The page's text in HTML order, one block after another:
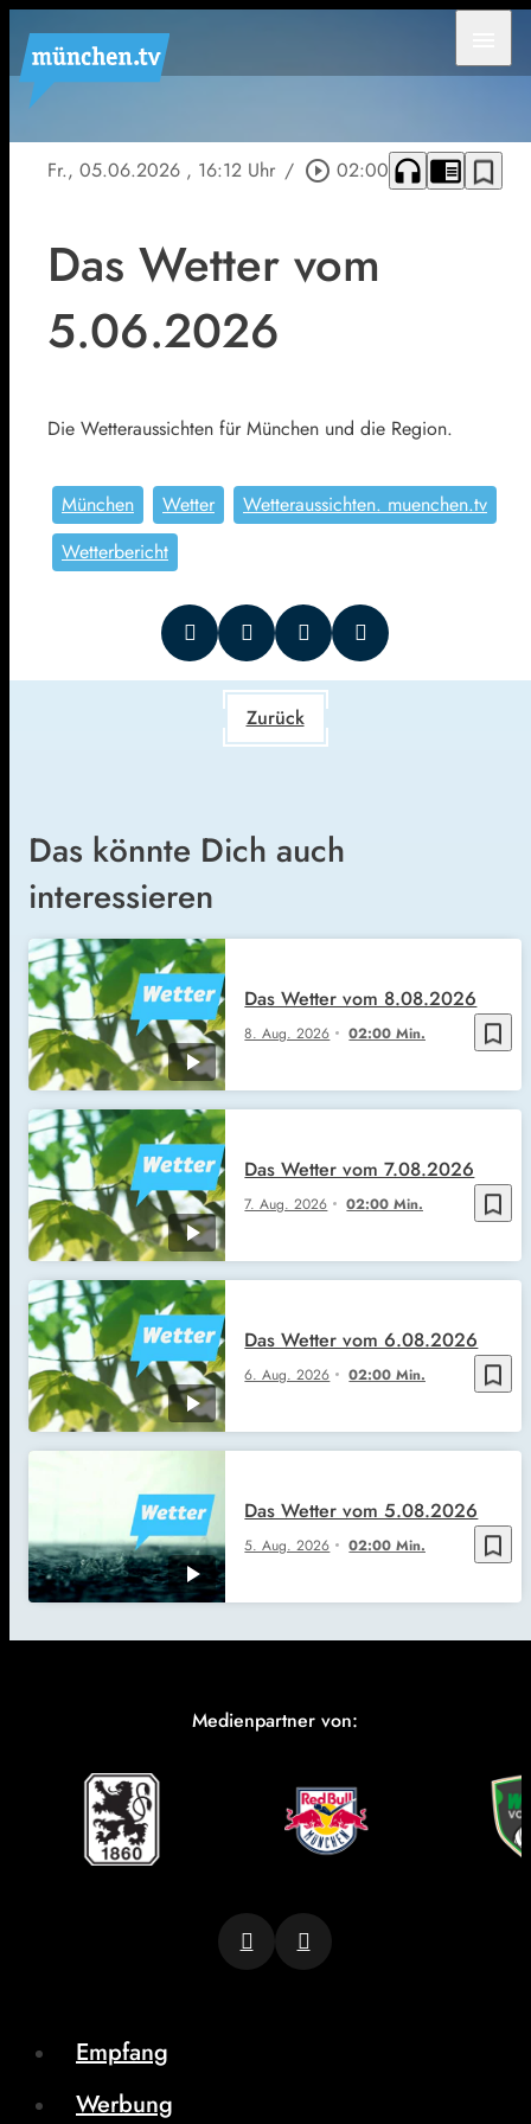
Fr., 05.06.2026 , 16:12 Uhr / play_circle_outline 02:00 headphones chrome_reader_mode bookmark_border
Das Wetter vom
5.06.2026
Die Wetteraussichten für München und die Region.
München Wetter
Wetteraussichten. muenchen.tv
Wetterbericht
Zurück
Das könnte Dich auch
interessieren
bookmark_border
8. Aug. 2026 02:00 Min.
Das Wetter vom 8.08.2026
bookmark_border
7. Aug. 2026 02:00 Min.
Das Wetter vom 7.08.2026
bookmark_border
6. Aug. 2026 02:00 Min.
Das Wetter vom 6.08.2026
bookmark_border
5. Aug. 2026 02:00 Min.
Das Wetter vom 5.08.2026
Medienpartner von:
Empfang
Werbung